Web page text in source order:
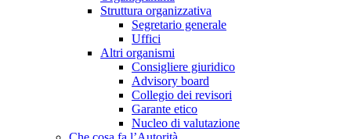
Struttura organizzativa
Segretario generale
Uffici
Altri organismi
Consigliere giuridico
Advisory board
Collegio dei revisori
Garante etico
Nucleo di valutazione